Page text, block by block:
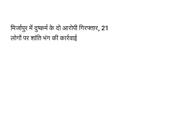
मिर्जापुर में दुष्कर्म के दो आरोपी गिरफ्तार, 21
लोगों पर शांति भंग की कार्रवाई